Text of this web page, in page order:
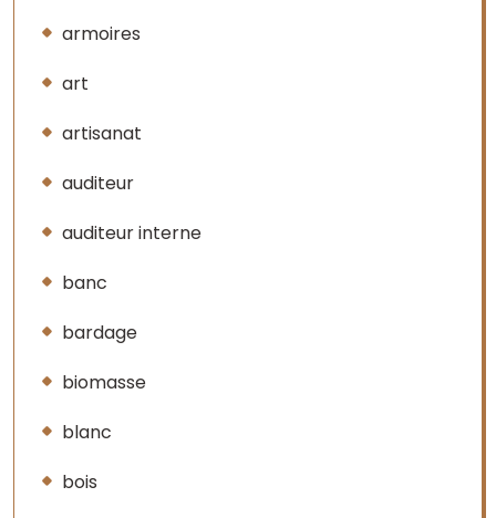
armoires
art
artisanat
auditeur
auditeur interne
banc
bardage
biomasse
blanc
bois